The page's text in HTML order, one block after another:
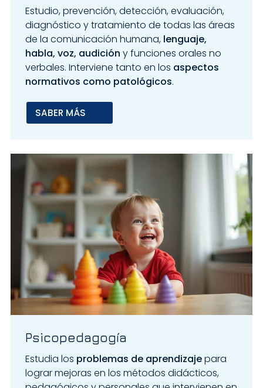
Estudio, prevención, detección, evaluación,
diagnóstico y tratamiento de todas las áreas
de la comunicación humana, lenguaje,
habla, voz, audición y funciones orales no
verbales. Interviene tanto en los aspectos
normativos como patológicos.
SABER MÁS
Psicopedagogía
Estudia los problemas de aprendizajepara
lograr mejoras en los métodos didácticos,